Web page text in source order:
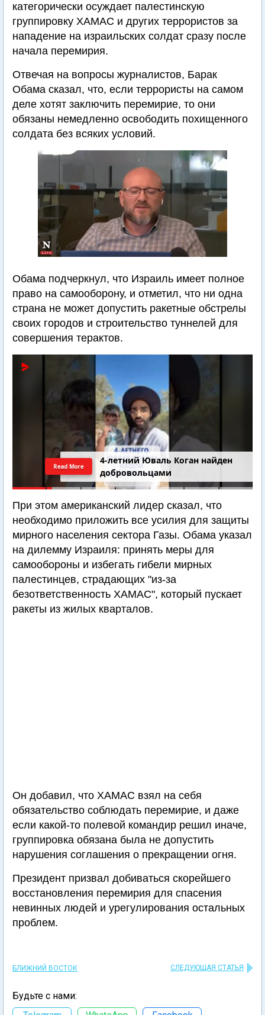
категорически осуждает палестинскую
группировку ХАМАС и других террористов за
нападение на израильских солдат сразу после
начала перемирия.
Отвечая на вопросы журналистов, Барак
Обама сказал, что, если террористы на самом
деле хотят заключить перемирие, то они
обязаны немедленно освободить похищенного
солдата без всяких условий.
Обама подчеркнул, что Израиль имеет полное
право на самооборону, и отметил, что ни одна
страна не может допустить ракетные обстрелы
своих городов и строительство туннелей для
совершения терактов.
4-летний Юваль Коган найден
добровольцами
Read More
При этом американский лидер сказал, что
необходимо приложить все усилия для защиты
мирного населения сектора Газы. Обама указал
на дилемму Израиля: принять меры для
самообороны и избегать гибели мирных
палестинцев, страдающих "из-за
безответственность ХАМАС", который пускает
ракеты из жилых кварталов.
Он добавил, что ХАМАС взял на себя
обязательство соблюдать перемирие, и даже
если какой-то полевой командир решил иначе,
группировка обязана была не допустить
нарушения соглашения о прекращении огня.
Президент призвал добиваться скорейшего
восстановления перемирия для спасения
невинных людей и урегулирования остальных
проблем.
БЛИЖНИЙ ВОСТОК СЛЕДУЮЩАЯ СТАТЬЯ
Будьте с нами: